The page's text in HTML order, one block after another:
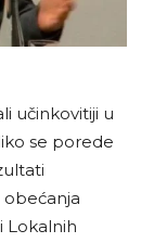
učinkovitiji u
se porede
Lokalnih